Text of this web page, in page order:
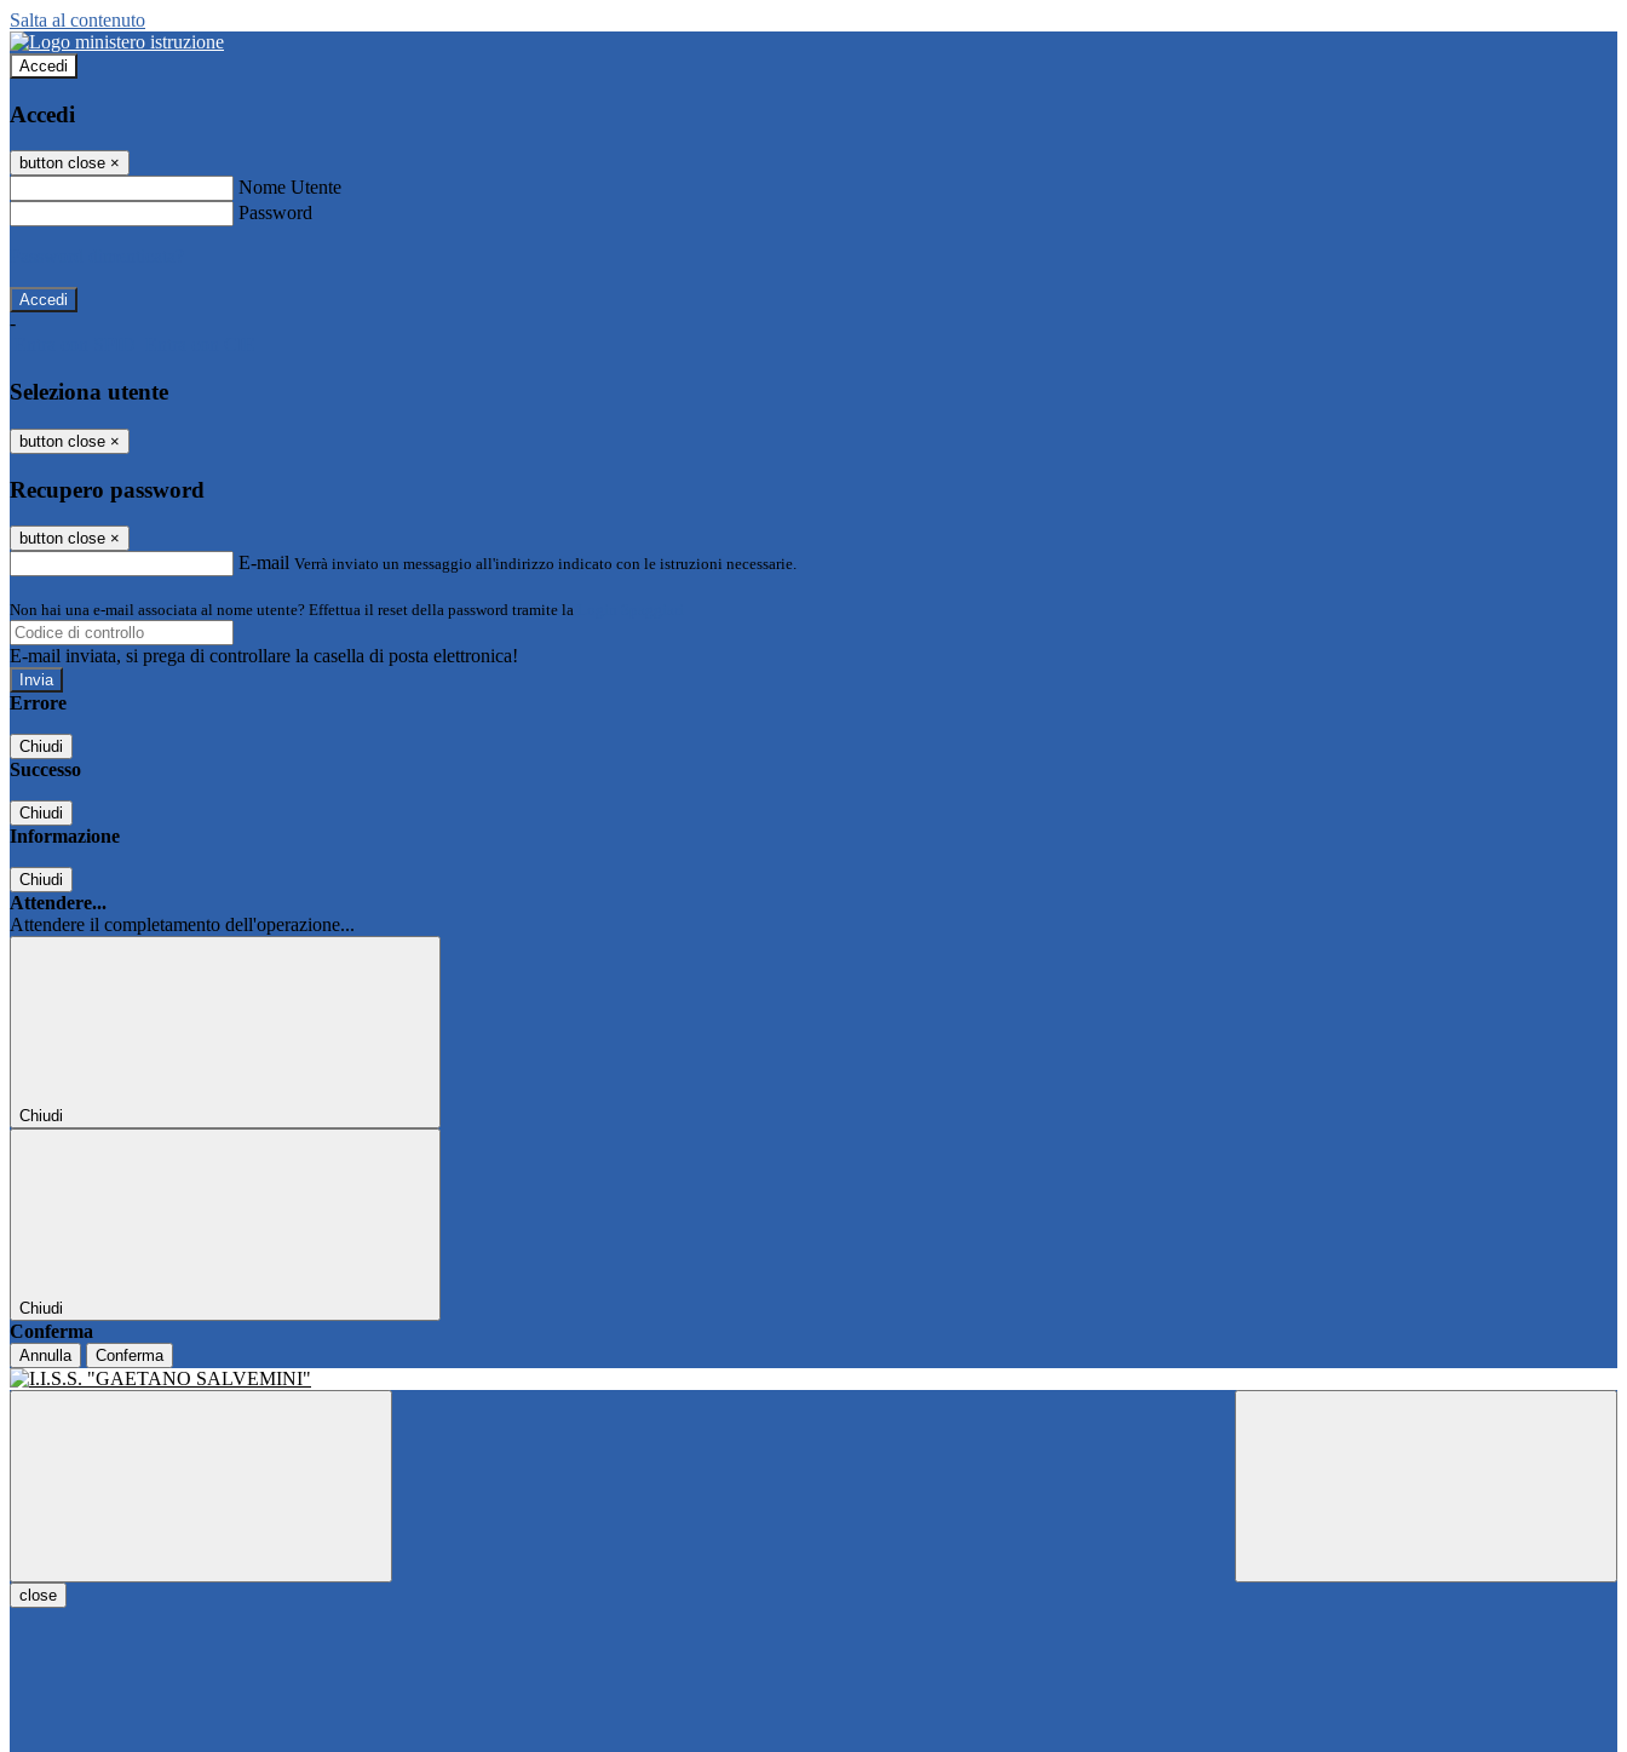
Salta al contenuto
Accedi
Accedi
button close ×
Nome Utente
Password
-
Seleziona utente
button close ×
Recupero password
button close ×
E-mail Verrà inviato un messaggio all'indirizzo indicato con le istruzioni necessarie.
Non hai una e-mail associata al nome utente? Effettua il reset della password tramite la
E-mail inviata, si prega di controllare la casella di posta elettronica!
Errore
Chiudi
Successo
Chiudi
Informazione
Chiudi
Attendere...
Attendere il completamento dell'operazione...
Chiudi
Chiudi
Conferma
Annulla Conferma
close